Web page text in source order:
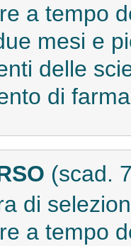
a tempo
mesi e
delle
di
(scad.
di
a tempo